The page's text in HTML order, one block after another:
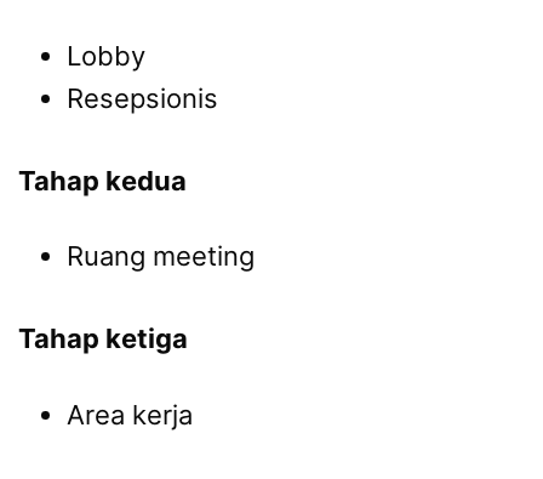
Lobby
Resepsionis
Tahap kedua
Ruang meeting
Tahap ketiga
Area kerja